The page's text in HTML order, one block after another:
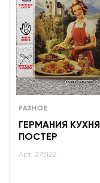
РАЗНОЕ
ГЕРМАНИЯ КУХНЯ
ПОСТЕР
Арт: 278122